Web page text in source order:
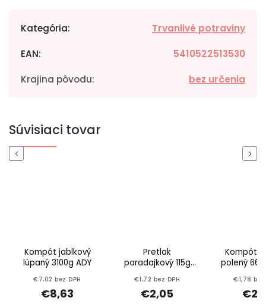
Kategória: Trvanlivé potraviny
EAN: 5410522513530
Krajina pôvodu: bez určenia
Súvisiaci tovar
Previous
Kompót jablkový
lúpaný 3100g ADY
€7,02 bez DPH
€8,63
Pretlak
paradajkový 115g
€1,72 bez DPH
€2,05
Kompót
polený
€1,78 bez
Next